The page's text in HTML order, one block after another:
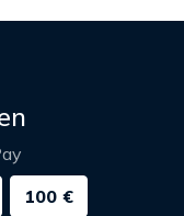
100 €